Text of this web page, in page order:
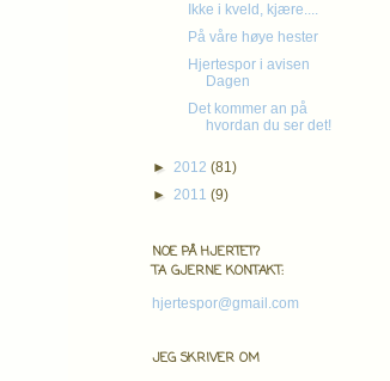
Ikke i kveld, kjære....
På våre høye hester
Hjertespor i avisen
Dagen
Det kommer an på
hvordan du ser det!
► 2012 (81)
► 2011 (9)
NOE PÅ HJERTET?
TA GJERNE KONTAKT:
hjertespor@gmail.com
JEG SKRIVER OM